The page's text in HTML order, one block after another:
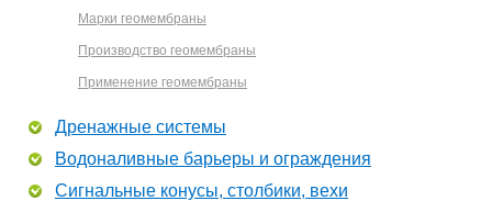
Марки геомембраны
Производство геомембраны
Применение геомембраны
Дренажные системы
Водоналивные барьеры и ограждения
Сигнальные конусы, столбики, вехи